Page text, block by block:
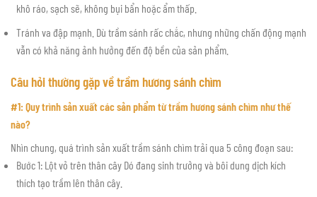
khô ráo, sạch sẽ, không bụi bẩn hoặc ẩm thấp.
Tránh va đập mạnh. Dù trầm sánh rấc chắc, nhưng những chấn động mạnh
vẫn có khả năng ảnh hưởng đến độ bền của sản phẩm.
Câu hỏi thường gặp về trầm hương sánh chìm
#1: Quy trình sản xuất các sản phẩm từ trầm hương sánh chìm như thế
nào?
Nhìn chung, quá trình sản xuất trầm sánh chìm trải qua 5 công đoạn sau:
Bước 1: Lột vỏ trên thân cây Dó đang sinh trưởng và bôi dung dịch kích
thích tạo trầm lên thân cây.